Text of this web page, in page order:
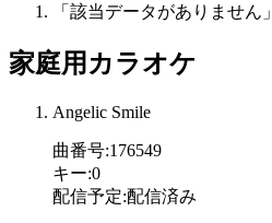
「該当データがありません」
家庭用カラオケ
Angelic Smile
曲番号:176549
キー:0
配信予定:配信済み